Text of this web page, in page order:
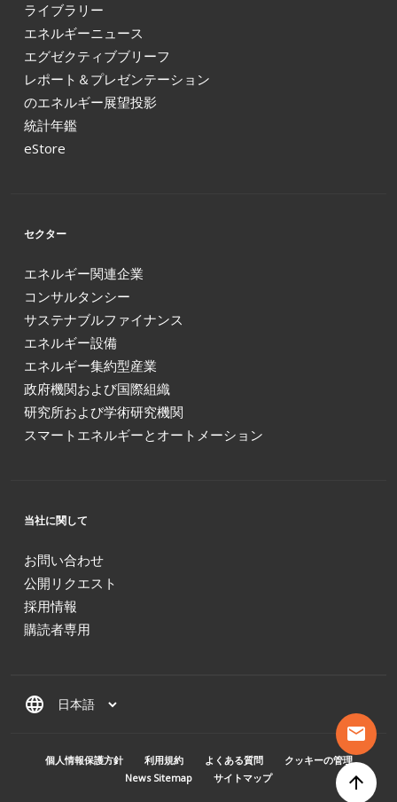
mail
arrow_upward
ライブラリー
エネルギーニュース
エグゼクティブブリーフ
レポート＆プレゼンテーション
のエネルギー展望投影
統計年鑑
eStore
セクター
エネルギー関連企業
コンサルタンシー
サステナブルファイナンス
エネルギー設備
エネルギー集約型産業
政府機関および国際組織
研究所および学術研究機関
スマートエネルギーとオートメーション
当社に関して
お問い合わせ
公開リクエスト
採用情報
購読者専用
language
MENU PIED DE PAGE
個人情報保護方針 利用規約 よくある質問
クッキーの管理
News Sitemap
サイトマップ